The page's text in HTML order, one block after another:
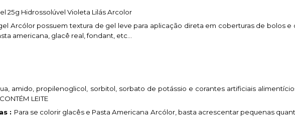
25g Hidrossolúvel Violeta Lilás Arcolor
Arcólor possuem textura de gel leve para aplicação direta em coberturas de bolos
americana, glacê real, fondant, etc…
amido, propilenoglicol, sorbitol, sorbato de potássio e corantes artificiais
LEITE
: Para se colorir glacês e Pasta Americana Arcólor, basta acrescentar pequenas